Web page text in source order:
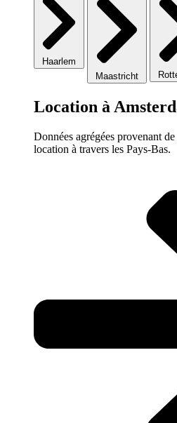
Haarlem
Maastricht
Location à
Données agrégées provenant
location à travers les Pays-Bas.